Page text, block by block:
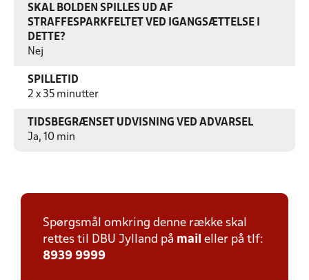
SKAL BOLDEN SPILLES UD AF
STRAFFESPARKFELTET VED IGANGSÆTTELSE I
DETTE?
Nej
SPILLETID
2 x 35 minutter
TIDSBEGRÆNSET UDVISNING VED ADVARSEL
Ja, 10 min
Spørgsmål omkring denne række skal
rettes til DBU Jylland på mail eller på tlf:
8939 9999